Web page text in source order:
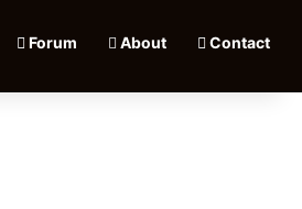
Forum About Contact